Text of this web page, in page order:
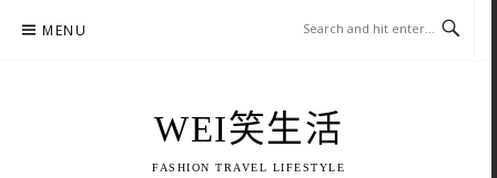
MENU
WEI笑生活
FASHION TRAVEL LIFESTYLE